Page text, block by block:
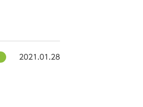
2021.01.28